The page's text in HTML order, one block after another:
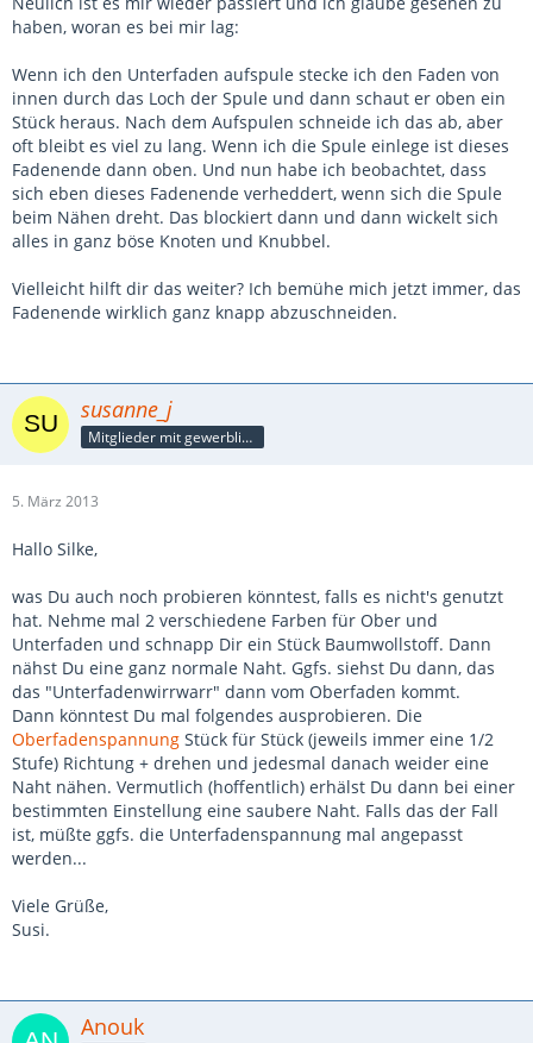
haben, woran es bei mir lag:
Wenn ich den Unterfaden aufspule stecke ich den Faden von
innen durch das Loch der Spule und dann schaut er oben ein
Stück heraus. Nach dem Aufspulen schneide ich das ab, aber
oft bleibt es viel zu lang. Wenn ich die Spule einlege ist dieses
Fadenende dann oben. Und nun habe ich beobachtet, dass
sich eben dieses Fadenende verheddert, wenn sich die Spule
beim Nähen dreht. Das blockiert dann und dann wickelt sich
alles in ganz böse Knoten und Knubbel.
Vielleicht hilft dir das weiter? Ich bemühe mich jetzt immer, das
Fadenende wirklich ganz knapp abzuschneiden.
susanne_j
Mitglieder mit gewerblicher Verbindung, auch als Mitarbeiter/in
5. März 2013
Hallo Silke,
was Du auch noch probieren könntest, falls es nicht's genutzt
hat. Nehme mal 2 verschiedene Farben für Ober und
Unterfaden und schnapp Dir ein Stück Baumwollstoff. Dann
nähst Du eine ganz normale Naht. Ggfs. siehst Du dann, das
das "Unterfadenwirrwarr" dann vom Oberfaden kommt.
Dann könntest Du mal folgendes ausprobieren. Die
Oberfadenspannung Stück für Stück (jeweils immer eine 1/2
Stufe) Richtung + drehen und jedesmal danach weider eine
Naht nähen. Vermutlich (hoffentlich) erhälst Du dann bei einer
bestimmten Einstellung eine saubere Naht. Falls das der Fall
ist, müßte ggfs. die Unterfadenspannung mal angepasst
werden...
Viele Grüße,
Susi.
Anouk